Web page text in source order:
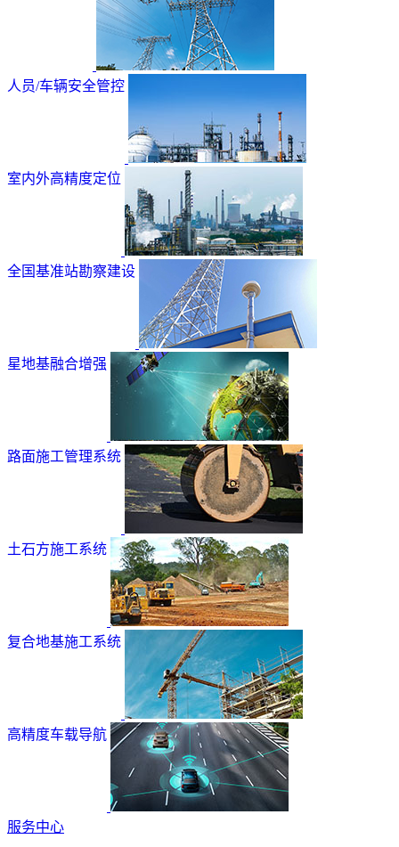
人员/车辆安全管控
室内外高精度定位
全国基准站勘察建设
星地基融合增强
路面施工管理系统
土石方施工系统
复合地基施工系统
高精度车载导航
服务中心